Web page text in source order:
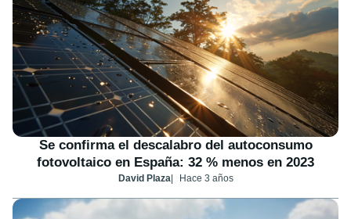
Se confirma el descalabro del autoconsumo
fotovoltaico en España: 32 % menos en 2023
David Plaza Hace 3 años